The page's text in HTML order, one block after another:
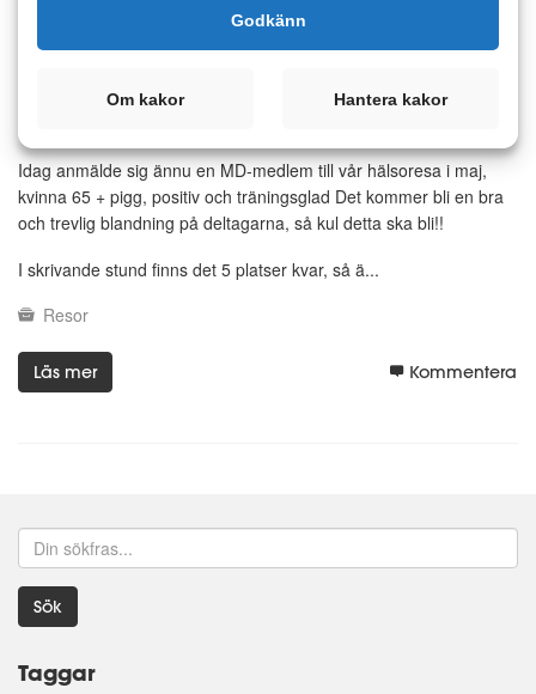
5 platser kvar till Matdagbokens
Idag anmälde sig ännu en MD-medlem till vår hälsoresa i maj,
kvinna 65 + pigg, positiv och träningsglad Det kommer bli en bra
och trevlig blandning på deltagarna, så kul detta ska bli!!
I skrivande stund finns det 5 platser kvar, så ä...
Resor
Läs mer Kommentera
Sök
Taggar
Godkänn
Om kakor Hantera kakor